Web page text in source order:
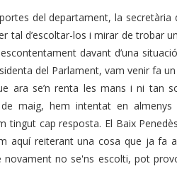
del departament, la secretària
tal d’escoltar-los i mirar de trobar
davant d’una
del Parlament, vam venir fa
ara se’n renta les mans i ni tan
maig, hem intentat en
tingut cap resposta. El Baix
aquí reiterant una cosa que ja fa
no se'ns escolti, pot